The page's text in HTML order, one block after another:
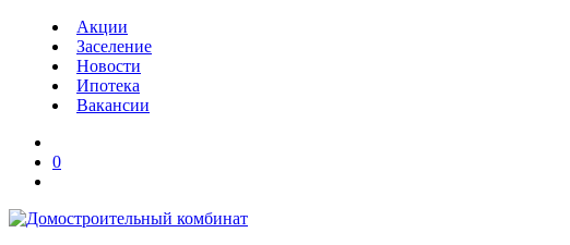
Акции
Заселение
Новости
Ипотека
Вакансии
0